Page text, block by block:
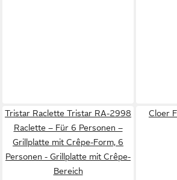
Tristar Raclette Tristar RA-2998
Raclette – Für 6 Personen –
Grillplatte mit Crêpe-Form, 6
Personen - Grillplatte mit Crêpe-
Bereich
Cloer